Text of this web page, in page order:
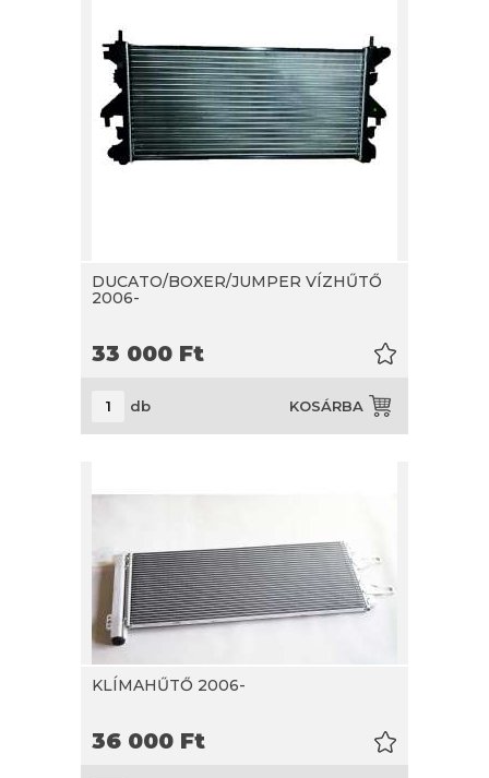
DUCATO/BOXER/JUMPER VÍZHŰTŐ
2006-
33 000 Ft
db KOSÁRBA
KLÍMAHŰTŐ 2006-
36 000 Ft